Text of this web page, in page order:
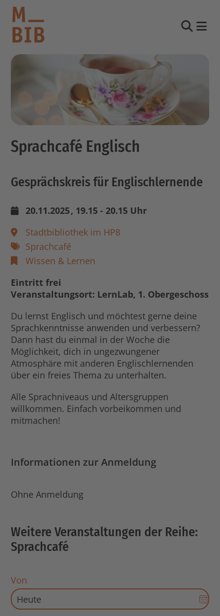
Sprachcafé Englisch
Gesprächskreis für Englischlernende
20.11.2025, 19.15 - 20.15 Uhr
Stadtbibliothek im HP8
Sprachcafé
Wissen & Lernen
Eintritt frei
Veranstaltungsort: LernLab, 1. Obergeschoss
Du lernst Englisch und möchtest gerne deine
Sprachkenntnisse anwenden und verbessern?
Dann hast du einmal in der Woche die
Möglichkeit, dich in ungezwungener
Atmosphäre mit anderen Englischlernenden
über ein freies Thema zu unterhalten.
Alle Sprachniveaus und Altersgruppen
willkommen. Einfach vorbeikommen und
mitmachen!
Informationen zur Anmeldung
Ohne Anmeldung
Weitere Veranstaltungen der Reihe:
Sprachcafé
Von
informieren
entdecken
mitmachen
Login Konto
other languages